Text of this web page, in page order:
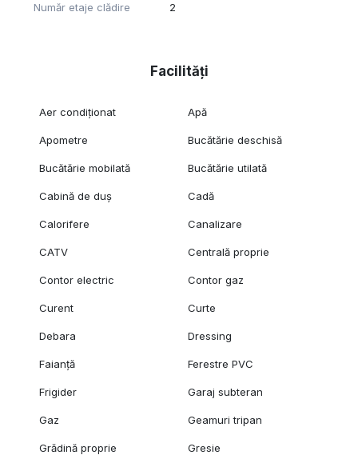
Număr etaje clădire 2
Facilități
Aer condiționat Apă
Apometre Bucătărie deschisă
Bucătărie mobilată Bucătărie utilată
Cabină de duș Cadă
Calorifere Canalizare
CATV Centrală proprie
Contor electric Contor gaz
Curent Curte
Debara Dressing
Faianță Ferestre PVC
Frigider Garaj subteran
Gaz Geamuri tripan
Grădină proprie Gresie